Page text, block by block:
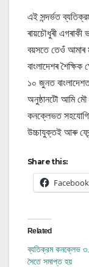
এই সন্দর্ভত
ৰায়চৌধুৰী
বয়সতে তেওঁ আমাৰ
বাংলাদেশৰ
১০ জুনত
অনুষ্ঠানটৌ আমি মৌ
কনক্লেভত
উচ্চাযুক্তই আৰু
Share this:
Facebook
Related
ব্যতিক্রম কনক্লেভ
সৈতে সমাপ্ত হয়